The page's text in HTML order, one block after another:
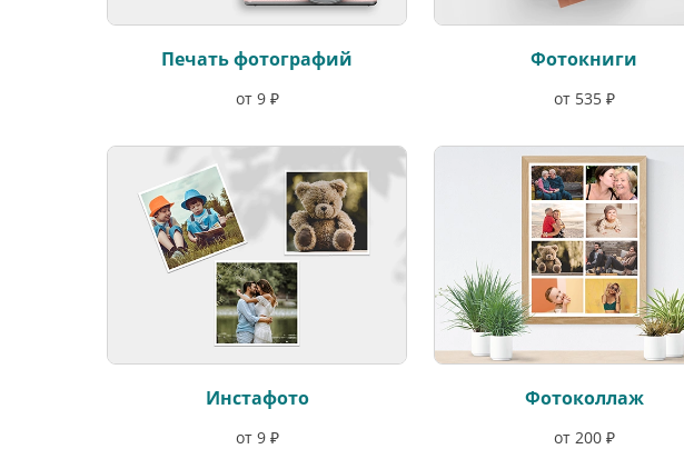
Печать фотографий
от 9 ₽
Фотокниги
от 535 ₽
Инстафото
от 9 ₽
Фотоколлаж
от 200 ₽